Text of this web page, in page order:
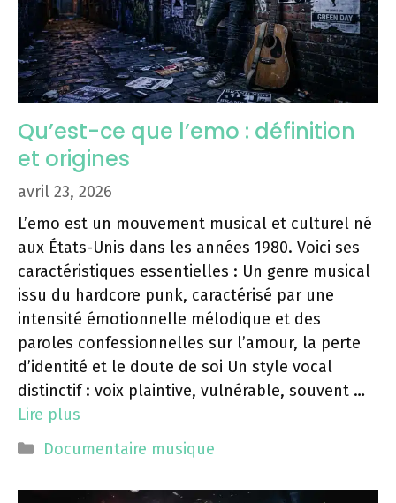
Qu’est-ce que l’emo : définition
et origines
avril 23, 2026
L’emo est un mouvement musical et culturel né
aux États-Unis dans les années 1980. Voici ses
caractéristiques essentielles : Un genre musical
issu du hardcore punk, caractérisé par une
intensité émotionnelle mélodique et des
paroles confessionnelles sur l’amour, la perte
d’identité et le doute de soi Un style vocal
distinctif : voix plaintive, vulnérable, souvent …
Lire plus
Catégories
Documentaire musique